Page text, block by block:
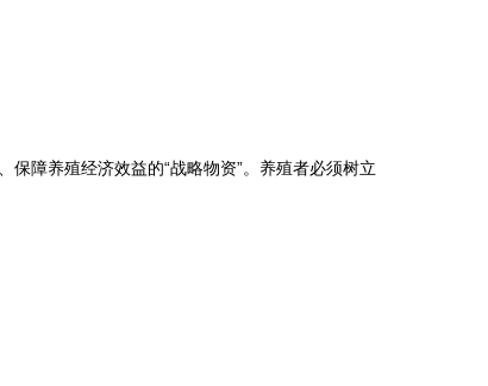
障养殖经济效益的“战略物资”。养殖者必须树立